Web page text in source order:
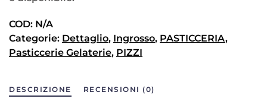
COD: N/A
Categorie: Dettaglio, Ingrosso, PASTICCERIA,
Pasticcerie Gelaterie, PIZZI
DESCRIZIONE RECENSIONI (0)